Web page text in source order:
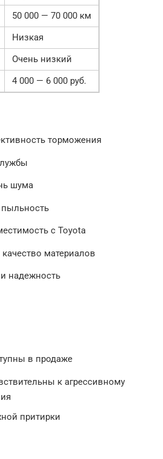
50 000 — 70 000 км
Низкая
Очень низкий
4 000 — 6 000 руб.
торможения
шума
с Toyota
материалов
надежность
в продаже
к агрессивному
притирки